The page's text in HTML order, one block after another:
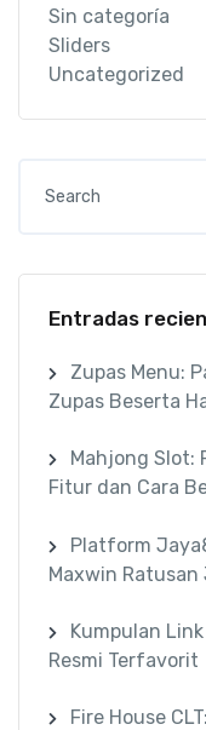
Sin categoría
Sliders
Uncategorized
Entradas
Zupas Menu:
Zupas Beserta
Mahjong Slot:
Fitur dan Cara
Platform
Maxwin
Kumpulan
Resmi Terfavorit
Fire House